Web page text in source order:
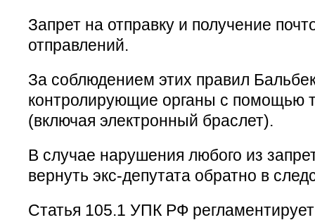
Запрет на отправку и получение
отправлений.
За соблюдением этих правил
контролирующие органы с помощью
(включая электронный браслет).
В случае нарушения любого из
вернуть экс-депутата обратно в
Статья 105.1 УПК РФ